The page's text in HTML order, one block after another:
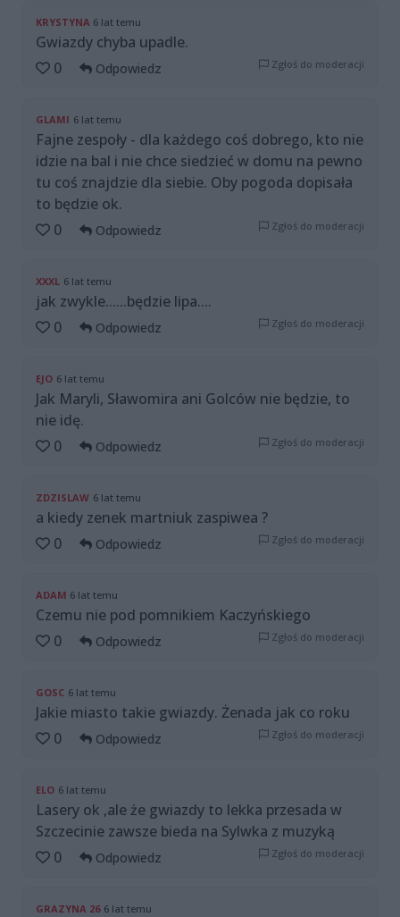
KRYSTYNA 6 lat temu
Gwiazdy chyba upadle.
0
Odpowiedz Zgłoś do moderacji
GLAMI 6 lat temu
Fajne zespoły - dla każdego coś dobrego, kto nie
idzie na bal i nie chce siedzieć w domu na pewno
tu coś znajdzie dla siebie. Oby pogoda dopisała
to będzie ok.
0
Odpowiedz Zgłoś do moderacji
XXXL 6 lat temu
jak zwykle......będzie lipa....
0
Odpowiedz Zgłoś do moderacji
EJO 6 lat temu
Jak Maryli, Sławomira ani Golców nie będzie, to
nie idę.
0
Odpowiedz Zgłoś do moderacji
ZDZISLAW 6 lat temu
a kiedy zenek martniuk zaspiwea ?
0
Odpowiedz Zgłoś do moderacji
ADAM 6 lat temu
Czemu nie pod pomnikiem Kaczyńskiego
0
Odpowiedz Zgłoś do moderacji
GOSC 6 lat temu
Jakie miasto takie gwiazdy. Żenada jak co roku
0
Odpowiedz Zgłoś do moderacji
ELO 6 lat temu
Lasery ok ,ale że gwiazdy to lekka przesada w
Szczecinie zawsze bieda na Sylwka z muzyką
0
Odpowiedz Zgłoś do moderacji
GRAZYNA 26 6 lat temu